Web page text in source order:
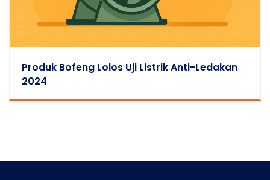
Produk Bofeng Lolos Uji Listrik Anti-Ledakan
2024